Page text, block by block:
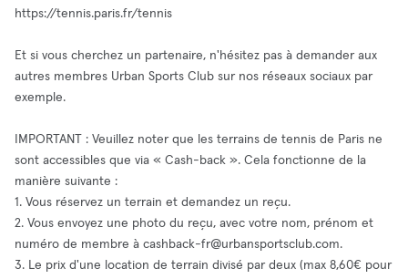
https://tennis.paris.fr/tennis
Et si vous cherchez un partenaire, n'hésitez pas à demander aux
autres membres Urban Sports Club sur nos réseaux sociaux par
exemple.
IMPORTANT : Veuillez noter que les terrains de tennis de Paris ne
sont accessibles que via « Cash-back ». Cela fonctionne de la
manière suivante :
1. Vous réservez un terrain et demandez un reçu.
2. Vous envoyez une photo du reçu, avec votre nom, prénom et
numéro de membre à cashback-fr@urbansportsclub.com.
3. Le prix d'une location de terrain divisé par deux (max 8,60€ pour